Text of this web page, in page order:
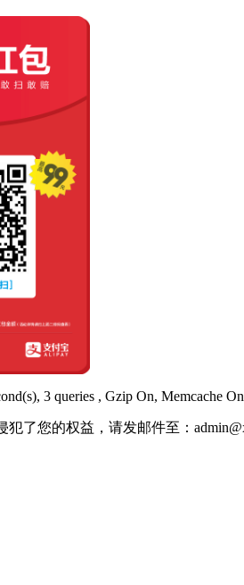
3 queries , Gzip On, Memcache
犯了您的权益，请发邮件至：